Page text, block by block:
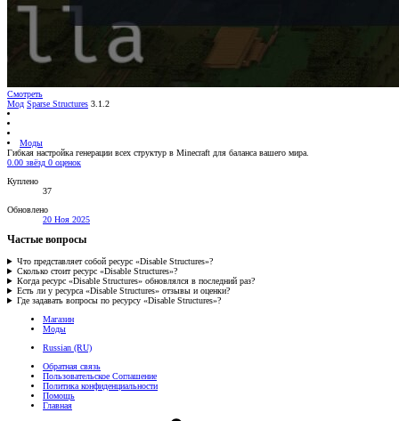
Смотреть
Мод Sparse Structures 3.1.2
Моды
Гибкая настройка генерации всех структур в Minecraft для баланса вашего мира.
0.00 звёзд 0 оценок
Куплено
37
Обновлено
20 Ноя 2025
Частые вопросы
Что представляет собой ресурс «Disable Structures»?
Сколько стоит ресурс «Disable Structures»?
Когда ресурс «Disable Structures» обновлялся в последний раз?
Есть ли у ресурса «Disable Structures» отзывы и оценки?
Где задавать вопросы по ресурсу «Disable Structures»?
Магазин
Моды
Russian (RU)
Обратная связь
Пользовательское Соглашение
Политика конфиденциальности
Помощь
Главная